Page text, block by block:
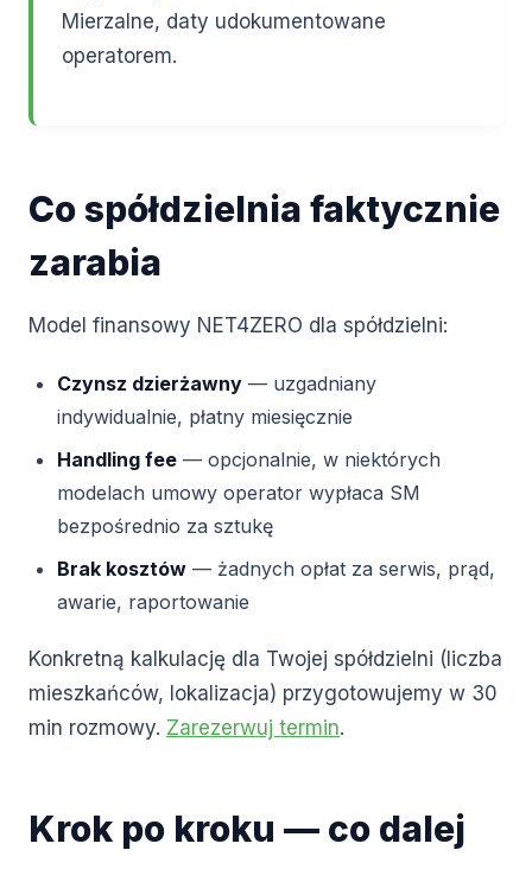
Mierzalne, daty udokumentowane
operatorem.
Co spółdzielnia faktycznie
zarabia
Model finansowy NET4ZERO dla spółdzielni:
Czynsz dzierżawny — uzgadniany
indywidualnie, płatny miesięcznie
Handling fee — opcjonalnie, w niektórych
modelach umowy operator wypłaca SM
bezpośrednio za sztukę
Brak kosztów — żadnych opłat za serwis, prąd,
awarie, raportowanie
Konkretną kalkulację dla Twojej spółdzielni (liczba
mieszkańców, lokalizacja) przygotowujemy w 30
min rozmowy. Zarezerwuj termin.
Krok po kroku — co dalej